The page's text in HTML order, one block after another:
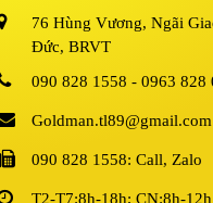
76 Hùng Vương, Ngãi
Đức, BRVT
090 828 1558 - 0963 828
Goldman.tl89@gmail.com
090 828 1558: Call, Zalo
T2-T7:8h-18h; CN:8h-12h